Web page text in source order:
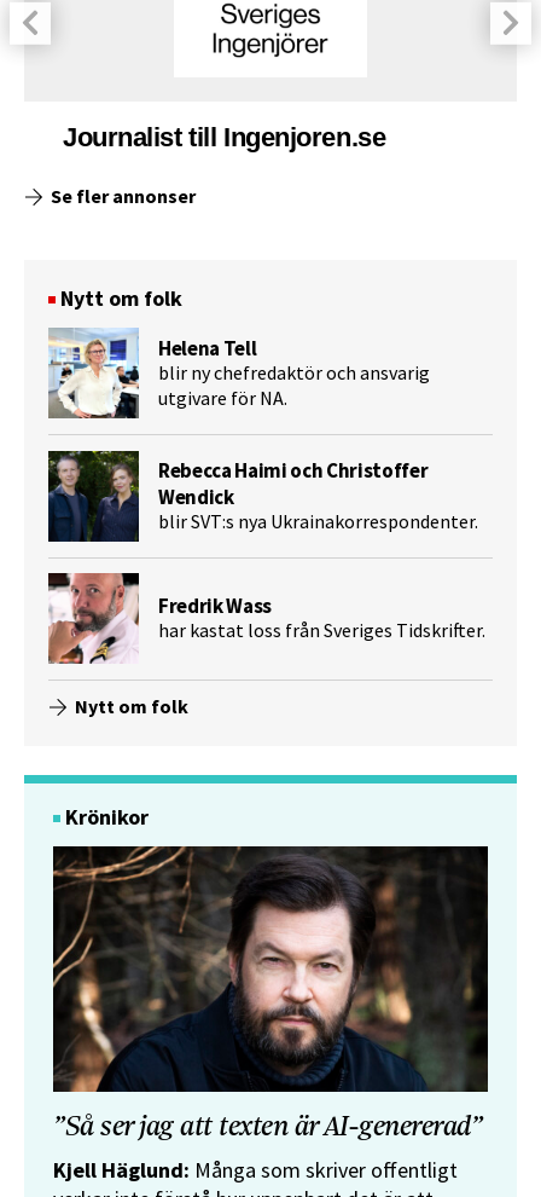
Journalist till Ingenjoren.se
Se fler annonser
Nytt om folk
Helena Tell
blir ny chefredaktör och ansvarig
utgivare för NA.
Rebecca Haimi och Christoffer
Wendick
blir SVT:s nya Ukrainakorrespondenter.
Fredrik Wass
har kastat loss från Sveriges Tidskrifter.
Nytt om folk
Krönikor
”Så ser jag att texten är AI-genererad”
Kjell Häglund: Många som skriver offentligt